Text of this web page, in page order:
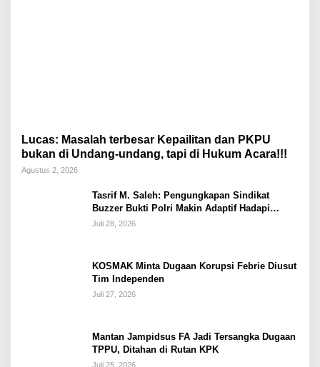
Lucas: Masalah terbesar Kepailitan dan PKPU
bukan di Undang-undang, tapi di Hukum Acara!!!
Agustus 2, 2026
Tasrif M. Saleh: Pengungkapan Sindikat
Buzzer Bukti Polri Makin Adaptif Hadapi
Kejahatan Digital
Juli 28, 2026
KOSMAK Minta Dugaan Korupsi Febrie Diusut
Tim Independen
Juli 27, 2026
Mantan Jampidsus FA Jadi Tersangka Dugaan
TPPU, Ditahan di Rutan KPK
Juli 25, 2026